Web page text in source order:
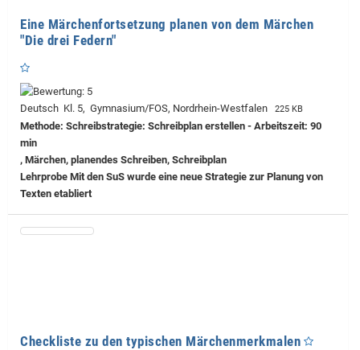
Eine Märchenfortsetzung planen von dem Märchen
"Die drei Federn"
Deutsch Kl. 5, Gymnasium/FOS, Nordrhein-Westfalen 225 KB
Methode: Schreibstrategie: Schreibplan erstellen - Arbeitszeit: 90
min
, Märchen, planendes Schreiben, Schreibplan
Lehrprobe Mit den SuS wurde eine neue Strategie zur Planung von
Texten etabliert
Checkliste zu den typischen Märchenmerkmalen